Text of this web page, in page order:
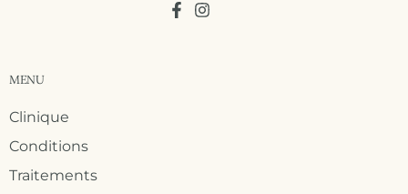
MENU
Clinique
Conditions
Traitements